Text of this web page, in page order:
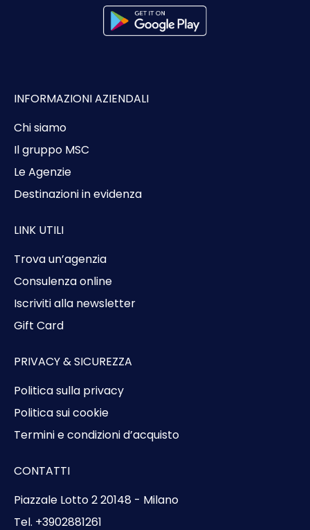
INFORMAZIONI AZIENDALI
Chi siamo
Il gruppo MSC
Le Agenzie
Destinazioni in evidenza
LINK UTILI
Trova un’agenzia
Consulenza online
Iscriviti alla newsletter
Gift Card
PRIVACY & SICUREZZA
Politica sulla privacy
Politica sui cookie
Termini e condizioni d’acquisto
CONTATTI
Piazzale Lotto 2 20148 - Milano
Tel. +3902881261